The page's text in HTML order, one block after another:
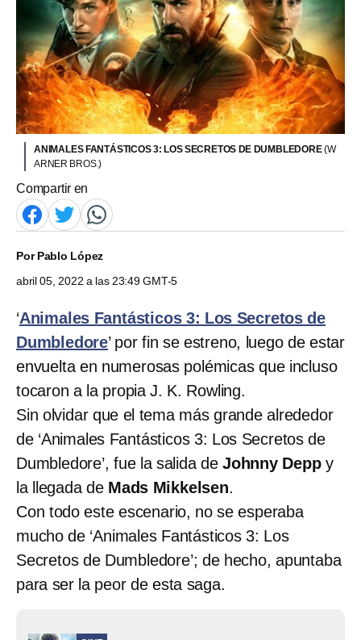
ANIMALES FANTÁSTICOS 3: LOS SECRETOS DE DUMBLEDORE(W
ARNER BROS.)
Compartir en
PorPablo López
abril 05, 2022 a las 23:49 GMT-5
‘Animales Fantásticos 3: Los Secretos de
Dumbledore’ por fin se estreno, luego de estar
envuelta en numerosas polémicas que incluso
tocaron a la propia J. K. Rowling.
Sin olvidar que el tema más grande alrededor
de ‘Animales Fantásticos 3: Los Secretos de
Dumbledore’, fue la salida deJohnny Deppy
la llegada de Mads Mikkelsen.
Con todo este escenario, no se esperaba
mucho de ‘Animales Fantásticos 3: Los
Secretos de Dumbledore’; de hecho, apuntaba
para ser la peor de esta saga.